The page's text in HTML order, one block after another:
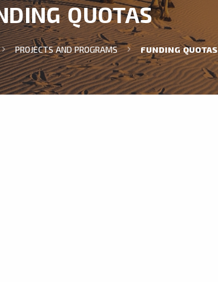
QUOTAS
PROJECTS AND PROGRAMS FUNDING QUOTAS